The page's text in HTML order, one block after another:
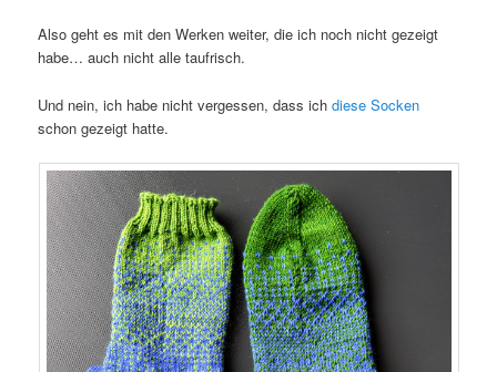
Also geht es mit den Werken weiter, die ich noch nicht gezeigt
habe… auch nicht alle taufrisch.
Und nein, ich habe nicht vergessen, dass ichdiese Socken
schon gezeigt hatte.